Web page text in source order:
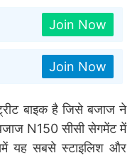
Join Now
Join Now
बाइक है जिसे बजाज ने
N150 सीसी सेगमेंट में
यह सबसे स्टाइलिश और